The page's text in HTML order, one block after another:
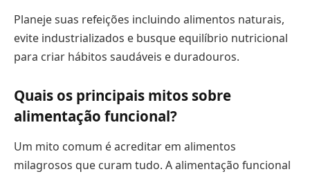
Planeje suas refeições incluindo alimentos naturais,
evite industrializados e busque equilíbrio nutricional
para criar hábitos saudáveis e duradouros.
Quais os principais mitos sobre
alimentação funcional?
Um mito comum é acreditar em alimentos
milagrosos que curam tudo. A alimentação funcional